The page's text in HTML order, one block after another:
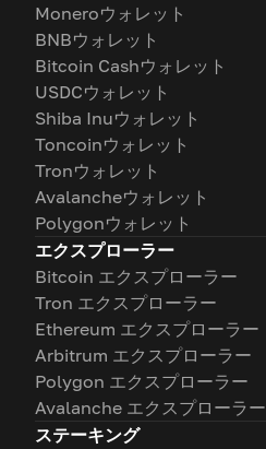
Moneroウォレット
BNBウォレット
Bitcoin Cashウォレット
USDCウォレット
Shiba Inuウォレット
Toncoinウォレット
Tronウォレット
Avalancheウォレット
Polygonウォレット
エクスプローラー
Bitcoin エクスプローラー
Tron エクスプローラー
Ethereum エクスプローラー
Arbitrum エクスプローラー
Polygon エクスプローラー
Avalanche エクスプローラー
ステーキング